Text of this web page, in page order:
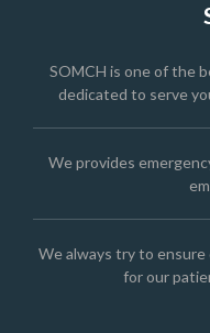
SOMCH is one of the
dedicated to serve
We provides
We always try to
for our